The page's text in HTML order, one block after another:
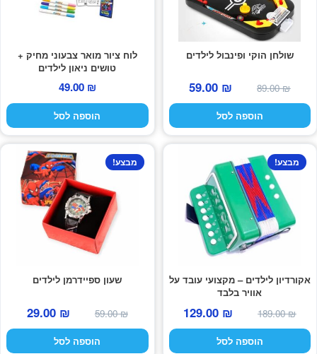
שולחן הוקי ופינבול לילדים
89.00₪
המחיר
המקורי
היה:
59.00 ₪
המחיר
הנוכחי
הוא:
הוספה לסל
לוח ציור מואר צבעוני מחיק +
טושים ניאון לילדים
49.00 ₪
הוספה לסל
אקורדיון לילדים – מקצועי עובד על
אוויר בלבד
מבצע!
189.00₪
המחיר
המקורי
היה:
129.00 ₪
המחיר
הנוכחי
הוא:
הוספה לסל
שעון ספיידרמן לילדים
מבצע!
59.00₪
המחיר
המקורי
היה:
29.00 ₪
הוא:
הוספה לסל